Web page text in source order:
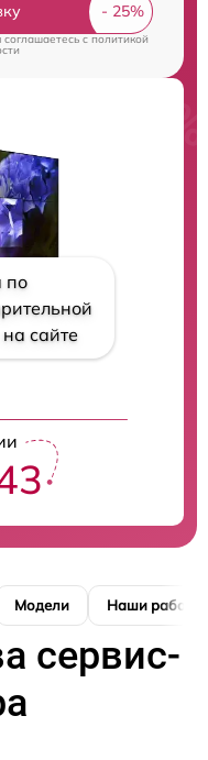
соглашаетесь cполитикой
по
сайте
Модели Наши работы
сервис-